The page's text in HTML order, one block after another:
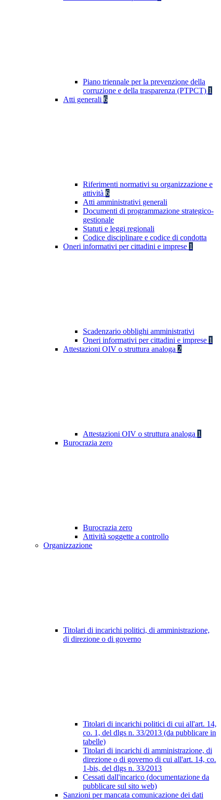
Piano triennale per la prevenzione della
corruzione e della trasparenza (PTPCT) 1
Atti generali 6
Riferimenti normativi su organizzazione e
attività 6
Atti amministrativi generali
Documenti di programmazione strategico-
gestionale
Statuti e leggi regionali
Codice disciplinare e codice di condotta
Oneri informativi per cittadini e imprese 1
Scadenzario obblighi amministrativi
Oneri informativi per cittadini e imprese 1
Attestazioni OIV o struttura analoga 2
Attestazioni OIV o struttura analoga 1
Burocrazia zero
Burocrazia zero
Attività soggette a controllo
Organizzazione
Titolari di incarichi politici, di amministrazione,
di direzione o di governo
Titolari di incarichi politici di cui all'art. 14,
co. 1, del dlgs n. 33/2013 (da pubblicare in
tabelle)
Titolari di incarichi di amministrazione, di
direzione o di governo di cui all'art. 14, co.
1-bis, del dlgs n. 33/2013
Cessati dall'incarico (documentazione da
pubblicare sul sito web)
Sanzioni per mancata comunicazione dei dati